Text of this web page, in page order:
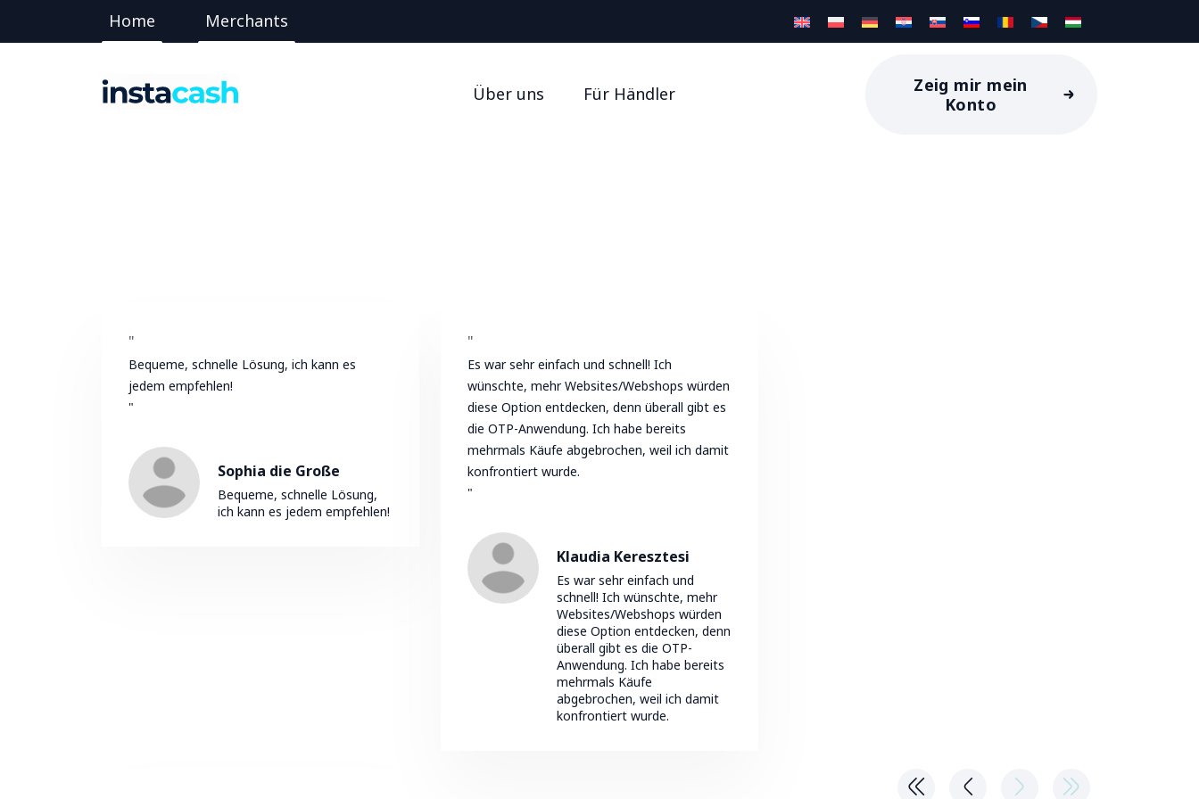
Home Merchants
Über uns Für Händler
Zeig mir mein
Konto
"
Bequeme, schnelle Lösung, ich kann es
jedem empfehlen!
"
Sophia die Große
Bequeme, schnelle Lösung,
ich kann es jedem empfehlen!
"
Es war sehr einfach und schnell! Ich
wünschte, mehr Websites/Webshops würden
diese Option entdecken, denn überall gibt es
die OTP-Anwendung. Ich habe bereits
mehrmals Käufe abgebrochen, weil ich damit
konfrontiert wurde.
"
Klaudia Keresztesi
Es war sehr einfach und
schnell! Ich wünschte, mehr
Websites/Webshops würden
diese Option entdecken, denn
überall gibt es die OTP-
Anwendung. Ich habe bereits
mehrmals Käufe
abgebrochen, weil ich damit
konfrontiert wurde.